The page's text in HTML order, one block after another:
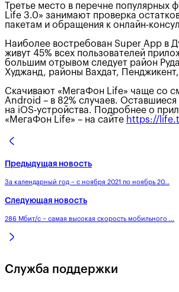
Третье место в перечне популярных
Life 3.0» занимают проверка
пакетам и обращения к онлайн-
Наиболее востребован Super App в
живут 45% всех пользователей
большим отрывом следует район
Худжанд, районы Вахдат,
Скачивают «МегаФон Life» чаще со
Android – в 82% случаев. Оставшиеся
на iOS-устройства. Подробнее о
«МегаФон Life» – на сайте https://
Предыдущая новость
За календарный год – с ноября 2021 по ноябрь 20...
Следующая новость
286 Мбит/c – самая высокая скорость мобильного ...
Служба поддержки